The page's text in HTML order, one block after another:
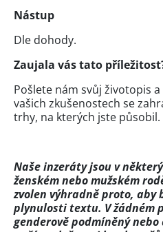
Nástup
Dle dohody.
Zaujala vás tato
Pošlete nám svůj životopis
vašich zkušenostech se
trhy, na kterých jste působil.
Naše inzeráty jsou v
ženském nebo mužském
zvolen výhradně proto, aby
plynulosti textu. V žádném
genderově podmíněný